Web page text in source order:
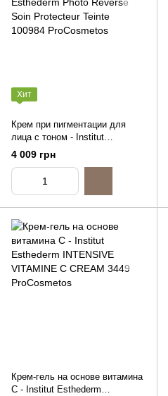
Хит
Крем при пигментации для
лица с тоном - Institut
Esthederm Photo Reverse Soin
Protecteur Teinte, 50ml
4 009 грн
Крем-гель на основе витамина
С - Institut Esthederm